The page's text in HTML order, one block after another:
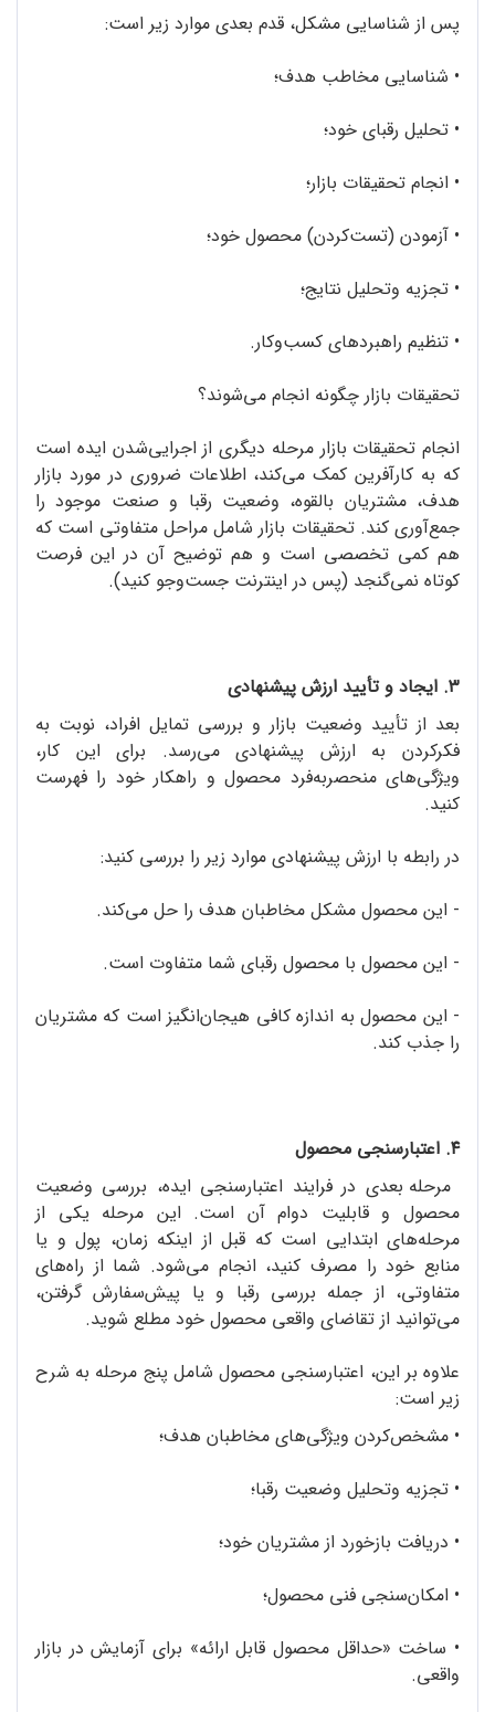
پس از شناسایی مشکل، قدم بعدی موارد زیر است:
• شناسایی مخاطب هدف؛
• تحلیل رقبای خود؛
• انجام تحقیقات بازار؛
• آزمودن (تست‌کردن) محصول خود؛
• تجزیه ‌وتحلیل نتایج؛
• تنظیم راهبردهای کسب‌وکار.
تحقیقات بازار چگونه انجام می‌شوند؟
انجام تحقیقات بازار مرحله دیگری از اجرایی‌شدن ایده است
که به کارآفرین کمک می‌کند، اطلاعات ضروری در مورد بازار
هدف، مشتریان بالقوه، وضعیت رقبا و صنعت موجود را
جمع‌آوری کند. تحقیقات بازار شامل مراحل متفاوتی است که
هم کمی تخصصی است و هم توضیح آن در این فرصت
کوتاه نمی‌گنجد (پس در اینترنت جست‌وجو کنید).
۳. ایجاد و تأیید ارزش پیشنهادی
بعد از تأیید وضعیت بازار و بررسی تمایل افراد، نوبت به
فکرکردن به ارزش پیشنهادی می‌رسد. برای این کار،
ویژگی‌های منحصربه‌فرد محصول و راهکار خود را فهرست
کنید.
در رابطه با ارزش پیشنهادی موارد زیر را بررسی کنید:
- این محصول مشکل مخاطبان هدف را حل می‌کند.
- این محصول با محصول رقبای شما متفاوت است.
- این محصول به اندازه کافی هیجان‌انگیز است که مشتریان
را جذب کند.
۴. اعتبارسنجی محصول
مرحله بعدی در فرایند اعتبارسنجی ایده، بررسی وضعیت
محصول و قابلیت دوام آن است. این مرحله یکی از
مرحله‌های ابتدایی است که قبل از اینکه زمان، پول و یا
منابع خود را مصرف کنید، انجام می‌شود. شما از راه‌های
متفاوتی، از جمله بررسی رقبا و یا پیش‌سفارش گرفتن،
می‌توانید از تقاضای واقعی محصول خود مطلع شوید.
علاوه ‌بر این، اعتبارسنجی محصول شامل پنج مرحله به شرح
زیر است:
• مشخص‌کردن ویژگی‌های مخاطبان هدف؛
• تجزیه ‌‌وتحلیل وضعیت رقبا؛
• دریافت بازخورد از مشتریان خود؛
• امکان‌سنجی فنی محصول؛
• ساخت «حداقل محصول قابل ارائه» برای آزمایش در بازار
واقعی.